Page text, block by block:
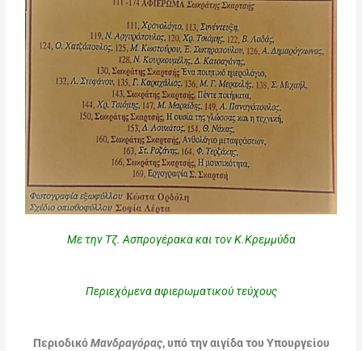
Με την Τζ. Ασπρογέρακα και τον Κ.Κρεμμύδα
Περιεχόμενα αφιερωματικού τεύχους
ΠεριοδικόΜανδραγόρας, υπό την αιγίδα του Υπουργείου